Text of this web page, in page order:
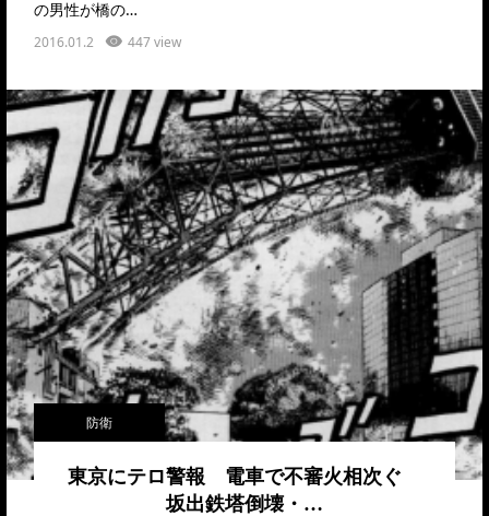
の男性が橋の…
2016.01.2 447 view
防衛
東京にテロ警報 電車で不審火相次ぐ
坂出鉄塔倒壊・…